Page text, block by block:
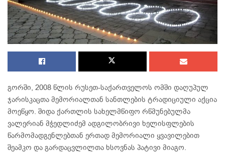
გორში, 2008 წლის რუსეთ-საქართველოს ომში დაღუპულ
ჯარისკაცთა მემორიალთან სანთლების ტრადიციული აქცია
მოეწყო. შიდა ქართლის სახელმწიფო რწმუნებულმა
ვალერიან მჭედლიძემ ადგილობრივი ხელისფლების
წარმომადგენლებთან ერთად მემორიალი ყვავილებით
შეამკო და გარდაცვლილთა ხსოვნას პატივი მიაგო.